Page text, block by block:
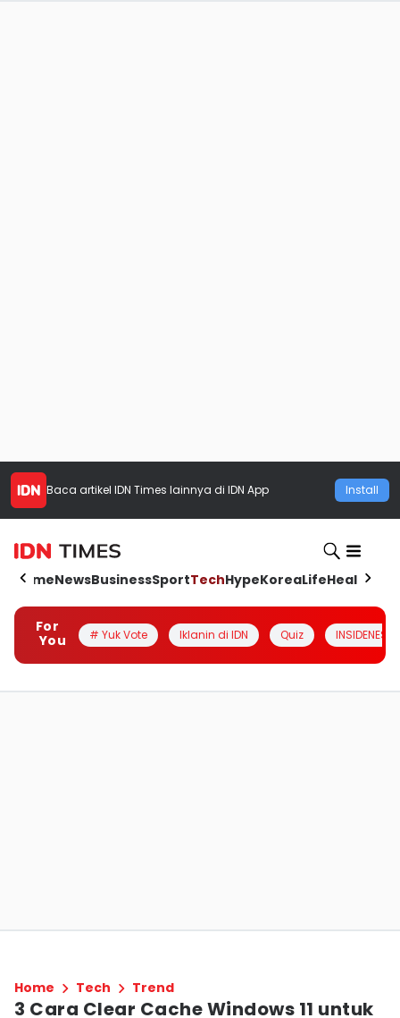
Baca artikel IDN Times lainnya di IDN App Install
HomeNewsBusinessSportTechHypeKoreaLifeHealth
For
You
# Yuk Vote Iklanin di IDN Quiz INSIDENESIA
Home Tech Trend
3 Cara Clear Cache Windows 11 untuk